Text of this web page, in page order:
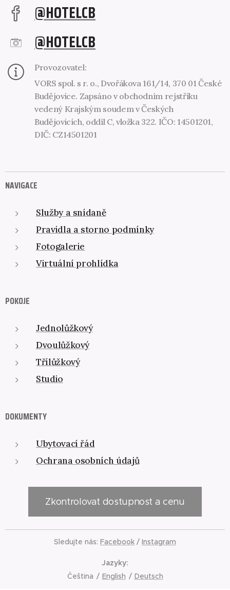
@HOTELCB
@HOTELCB
Provozovatel:
VORS spol. s r. o., Dvořákova 161/14, 370 01 České
Budějovice. Zapsáno v obchodním rejstříku
vedený Krajským soudem v Českých
Budějovicích, oddíl C, vložka 322. IČO: 14501201,
DIČ: CZ14501201
NAVIGACE
Služby a snídaně
Pravidla a storno podmínky
Fotogalerie
Virtuální prohlídka
POKOJE
Jednolůžkový
Dvoulůžkový
Třílůžkový
Studio
DOKUMENTY
Ubytovací řád
Ochrana osobních údajů
Zkontrolovat dostupnost a cenu
Sledujte nás: Facebook / Instagram
Jazyky
Čeština
English Deutsch